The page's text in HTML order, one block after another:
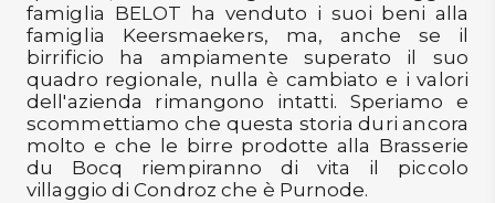
Gift
Card
Preferiti
Blog
famiglia BELOT ha venduto i suoi beni alla
famiglia Keersmaekers, ma, anche se il
birrificio ha ampiamente superato il suo
quadro regionale, nulla è cambiato e i valori
dell'azienda rimangono intatti. Speriamo e
scommettiamo che questa storia duri ancora
molto e che le birre prodotte alla Brasserie
du Bocq riempiranno di vita il piccolo
villaggio di Condroz che è Purnode.